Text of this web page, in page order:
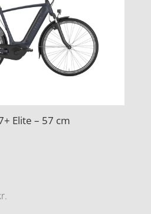
Elite – 57 cm